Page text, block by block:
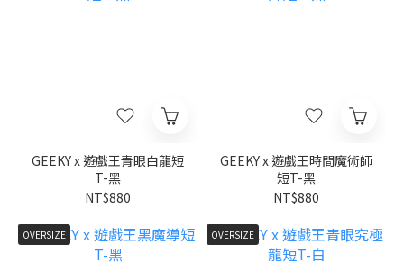
GEEKY x 遊戲王青眼白龍短
T-黑
NT$880
GEEKY x 遊戲王時間魔術師
短T-黑
NT$880
OVERSIZE OVERSIZE